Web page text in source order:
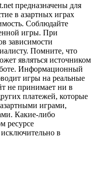
предназначены для
в азартных играх
Соблюдайте
игры. При
зависимости
Помните, что
являться источником
Информационный
игры на реальные
не принимает ни в
платежей, которые
играми,
Какие-либо
ресурсе
в